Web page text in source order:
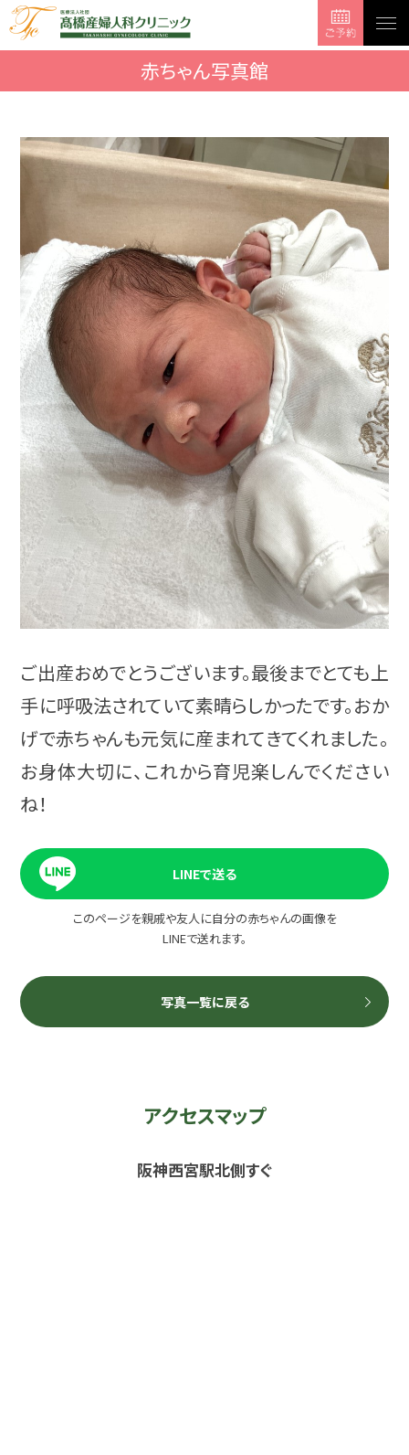
赤ちゃん写真館
ご出産おめでとうございます。最後までとても上
手に呼吸法されていて素晴らしかったです。おか
げで赤ちゃんも元気に産まれてきてくれました。
お身体大切に、これから育児楽しんでください
ね！
LINEで送る
このページを親戚や友人に自分の赤ちゃんの画像を
LINEで送れます。
写真一覧に戻る
アクセスマップ
阪神西宮駅北側すぐ